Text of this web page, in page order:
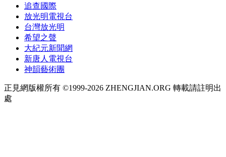
追查國際
放光明電視台
台灣放光明
希望之聲
大紀元新聞網
新唐人電視台
神韻藝術團
正見網版權所有 ©1999-2026 ZHENGJIAN.ORG 轉載請註明出
處